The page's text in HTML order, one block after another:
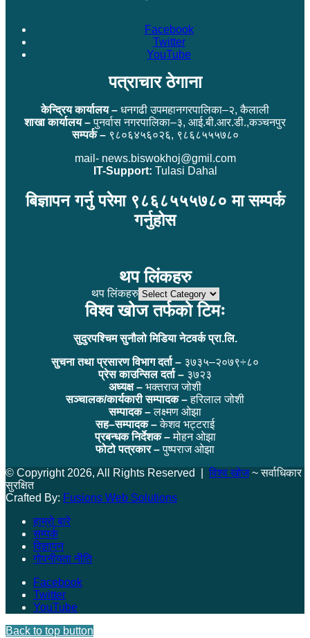
Facebook
Twitter
YouTube
पत्राचार ठेगाना
केन्द्रिय कार्यालय – धनगढी उपमहानगरपालिका–२, कैलाली
शाखा कार्यालय –पुनर्वास नगरपालिका–३, आई.बी.आर.डी.,कञ्चनपुर
सम्पर्क –९८०६४५६०२६, ९८६८५५५७८०
mail- news.biswokhoj@gmil.com
IT-Support: Tulasi Dahal
बिज्ञापन गर्नु परेमा ९८६८५५५७८० मा सम्पर्क
गर्नुहोस
थप लिंकहरु
थप लिंकहरु
विश्व खोज तर्फको टिमः
सुदुरपश्चिम सुनौलो मिडिया नेटवर्क प्रा.लि.
सुचना तथा प्रसारण विभाग दर्ता – ३७३५–२०७९÷८०
प्रेस काउन्सिल दर्ता – ३७२३
अध्यक्ष – भक्तराज जोशी
सञ्चालक/कार्यकारी सम्पादक –हरिलाल जोशी
सम्पादक –लक्ष्मण ओझा
सह–सम्पादक –केशव भट्टराई
प्रबन्धक निर्देशक –मोहन ओझा
फोटो पत्रकार –पुष्पराज ओझा
© Copyright 2026, All Rights Reserved | विश्व खोज~ सर्वाधिकार
सुरक्षित
Crafted By: Fusions Web Solutions
हाम्रो बारे
सम्पर्क
विज्ञापन
गोपनीयता नीति
Facebook
Twitter
YouTube
Back to top button